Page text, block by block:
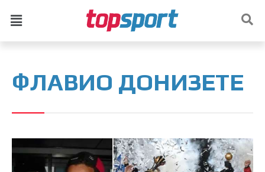
ФЛАВИО ДОНИЗЕТЕ